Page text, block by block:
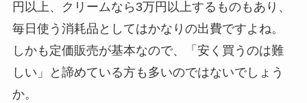
円以上、クリームなら3万円以上するものもあり、
毎日使う消耗品としてはかなりの出費ですよね。
しかも定価販売が基本なので、「安く買うのは難
しい」と諦めている方も多いのではないでしょう
か。